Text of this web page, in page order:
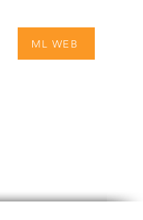
ML WEB